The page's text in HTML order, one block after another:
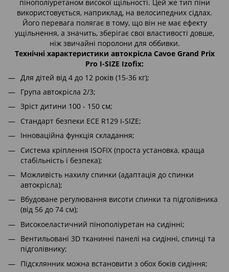
пінополіуретаном високої щільності. Цей же тип піни
використовується, наприклад, на велосипедних сідлах.
Його перевага полягає в тому, що він не має ефекту
ущільнення, а значить, зберігає свої властивості довше,
ніж звичайні поролони для оббивки.
Технічні характеристики автокрісла Cavoe Grand Prix
Pro I-SIZE Izofix:
Для дітей від 4 до 12 років (15-36 кг);
Група автокрісла 2/3;
Зріст дитини 100 - 150 см;
Стандарт безпеки ECE R129 I-SIZE;
Інноваційна функція складання;
Система кріплення ISOFIX (проста установка, краща
стабільність і безпека);
Можливість нахилу спинки (адаптація до спинки
автокрісла);
Вбудоване регулювання висоти спинки та підголівника
(від 56 до 74 см);
Високоеластичний пінополіуретан на сидінні;
Вентильовані 3D тканинні панелі на сидінні, спинці та
підголівнику;
Підсклянник можна встановити з обох боків сидіння;